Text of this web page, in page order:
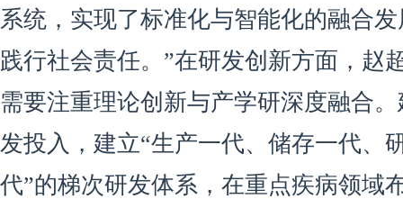
系统，实现了标准化与智能化的融合
践行社会责任。”在研发创新方面，赵
需要注重理论创新与产学研深度融合
发投入，建立“生产一代、储存一代、
代”的梯次研发体系，在重点疾病领域